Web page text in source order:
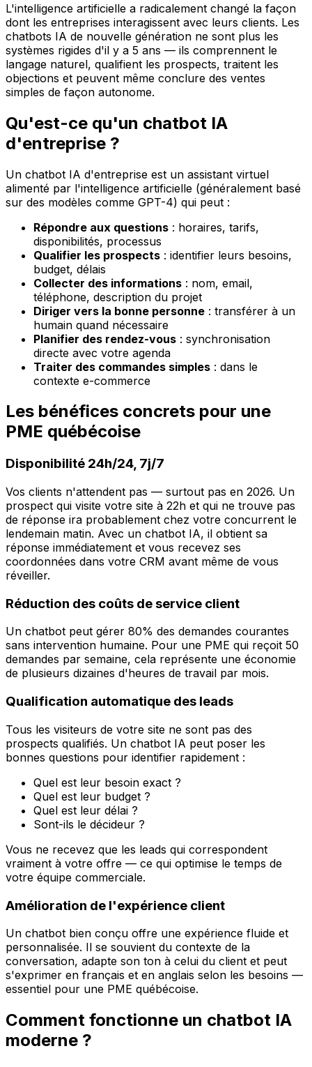
L'intelligence artificielle a radicalement changé la façon
dont les entreprises interagissent avec leurs clients. Les
chatbots IA de nouvelle génération ne sont plus les
systèmes rigides d'il y a 5 ans — ils comprennent le
langage naturel, qualifient les prospects, traitent les
objections et peuvent même conclure des ventes
simples de façon autonome.
Qu'est-ce qu'un chatbot IA
d'entreprise ?
Un chatbot IA d'entreprise est un assistant virtuel
alimenté par l'intelligence artificielle (généralement basé
sur des modèles comme GPT-4) qui peut :
Répondre aux questions : horaires, tarifs,
disponibilités, processus
Qualifier les prospects : identifier leurs besoins,
budget, délais
Collecter des informations : nom, email,
téléphone, description du projet
Diriger vers la bonne personne : transférer à un
humain quand nécessaire
Planifier des rendez-vous : synchronisation
directe avec votre agenda
Traiter des commandes simples : dans le
contexte e-commerce
Les bénéfices concrets pour une
PME québécoise
Disponibilité 24h/24, 7j/7
Vos clients n'attendent pas — surtout pas en 2026. Un
prospect qui visite votre site à 22h et qui ne trouve pas
de réponse ira probablement chez votre concurrent le
lendemain matin. Avec un chatbot IA, il obtient sa
réponse immédiatement et vous recevez ses
coordonnées dans votre CRM avant même de vous
réveiller.
Réduction des coûts de service client
Un chatbot peut gérer 80% des demandes courantes
sans intervention humaine. Pour une PME qui reçoit 50
demandes par semaine, cela représente une économie
de plusieurs dizaines d'heures de travail par mois.
Qualification automatique des leads
Tous les visiteurs de votre site ne sont pas des
prospects qualifiés. Un chatbot IA peut poser les
bonnes questions pour identifier rapidement :
Quel est leur besoin exact ?
Quel est leur budget ?
Quel est leur délai ?
Sont-ils le décideur ?
Vous ne recevez que les leads qui correspondent
vraiment à votre offre — ce qui optimise le temps de
votre équipe commerciale.
Amélioration de l'expérience client
Un chatbot bien conçu offre une expérience fluide et
personnalisée. Il se souvient du contexte de la
conversation, adapte son ton à celui du client et peut
s'exprimer en français et en anglais selon les besoins —
essentiel pour une PME québécoise.
Comment fonctionne un chatbot IA
moderne ?